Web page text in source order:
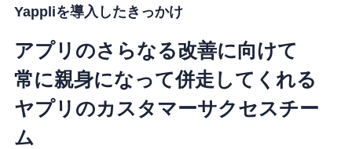
Yappliを導入したきっかけ
アプリのさらなる改善に向けて
常に親身になって併走してくれる
ヤプリのカスタマーサクセスチー
ム